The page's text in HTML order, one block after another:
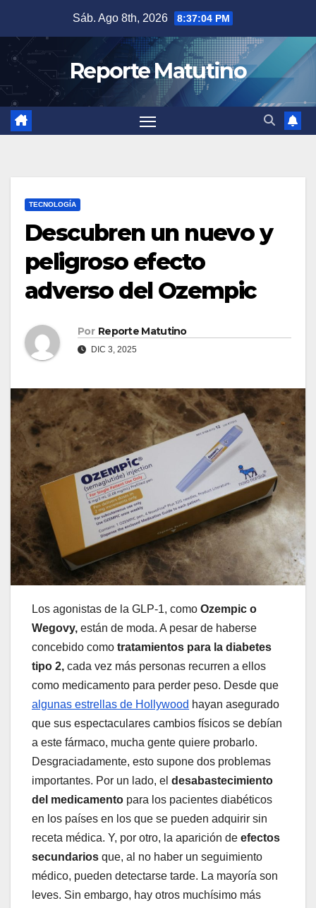
contenido
Sáb. Ago 8th, 2026 8:37:05 PM
Reporte Matutino
TECNOLOGÍA
Descubren un nuevo y
peligroso efecto
adverso del Ozempic
Por Reporte Matutino
DIC 3, 2025
Los agonistas de la GLP-1, como Ozempic o
Wegovy, están de moda. A pesar de haberse
concebido como tratamientos para la diabetes
tipo 2, cada vez más personas recurren a ellos
como medicamento para perder peso. Desde que
algunas estrellas de Hollywood hayan asegurado
que sus espectaculares cambios físicos se debían
a este fármaco, mucha gente quiere probarlo.
Desgraciadamente, esto supone dos problemas
importantes. Por un lado, el desabastecimiento
del medicamento para los pacientes diabéticos
en los países en los que se pueden adquirir sin
receta médica. Y, por otro, la aparición de efectos
secundarios que, al no haber un seguimiento
médico, pueden detectarse tarde. La mayoría son
leves. Sin embargo, hay otros muchísimo más